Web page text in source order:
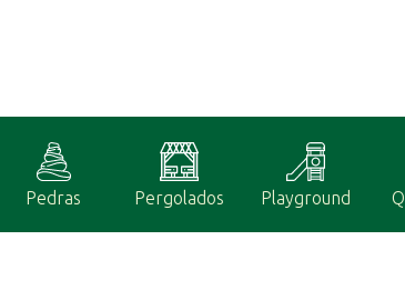
Pedras Pergolados Playground